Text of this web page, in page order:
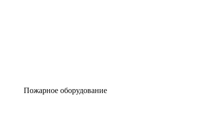
Пожарное оборудование